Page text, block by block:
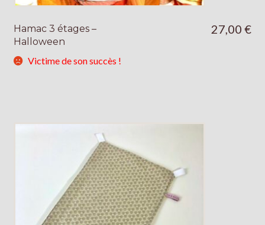
Hamac 3 étages –
Halloween
27,00€
Victime de son succès !